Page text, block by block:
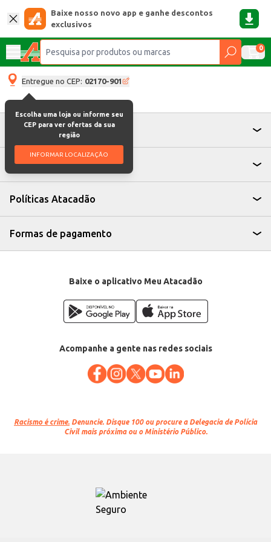
Baixe nosso novo app e ganhe descontos
exclusivos
0
Entregue no CEP: 02170-901
Escolha uma loja ou informe seu
CEP para ver ofertas da sua
região
INFORMAR LOCALIZAÇÃO
Atendimento
Institucional
Políticas Atacadão
Formas de pagamento
Baixe o aplicativo Meu Atacadão
Acompanhe a gente nas redes sociais
Racismo é crime. Denuncie. Disque 100 ou procure a Delegacia de Polícia
Civil mais próxima ou o Ministério Público.